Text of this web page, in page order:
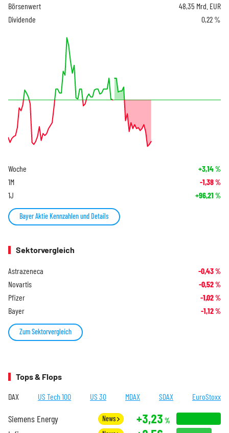
Börsenwert
48,35 Mrd. EUR
Dividende
0,22 %
Woche +3,14%
1M -1,38%
1J +96,21 %
Bayer Aktie Kennzahlen und Details
Sektorvergleich
Astrazeneca -0,43%
Novartis -0,52%
Pfizer -1,02%
Bayer -1,12%
Zum Sektorvergleich
Tops & Flops
DAX US Tech 100 US 30 MDAX SDAX EuroStoxx
Siemens Energy News +3,23 %